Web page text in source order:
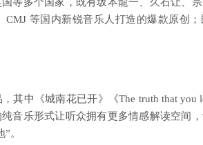
等国内新锐音乐人打造的爆款原创
其中《城南花已开》《The truth that you
音乐形式让听众拥有更多情感解读空间
。